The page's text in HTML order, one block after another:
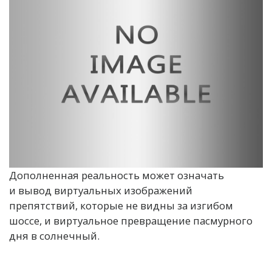
Дополненная реальность может означать
и вывод виртуальных изображений
препятствий, которые не видны за изгибом
шоссе, и виртуальное превращение пасмурного
дня в солнечный.